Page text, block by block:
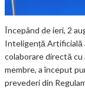
Începând de ieri, 2
Inteligență Artificială
colaborare directă
membre, a început
prevederi din